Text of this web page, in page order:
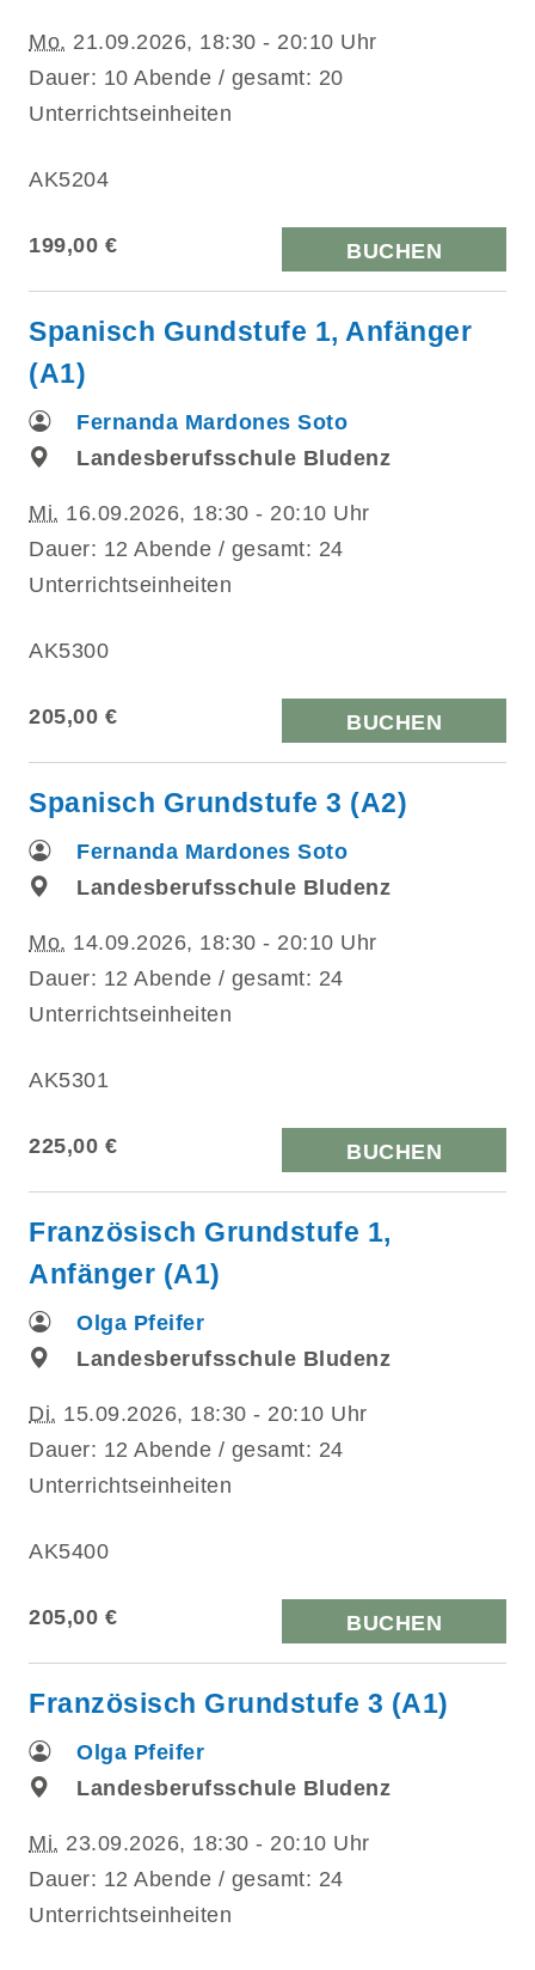
Mo. 21.09.2026, 18:30 - 20:10 Uhr
Dauer: 10 Abende / gesamt: 20
Unterrichtseinheiten
AK5204
199,00 € BUCHEN
Spanisch Gundstufe 1, Anfänger
(A1)
Fernanda Mardones Soto
Landesberufsschule Bludenz
Mi. 16.09.2026, 18:30 - 20:10 Uhr
Dauer: 12 Abende / gesamt: 24
Unterrichtseinheiten
AK5300
205,00 € BUCHEN
Spanisch Grundstufe 3 (A2)
Fernanda Mardones Soto
Landesberufsschule Bludenz
Mo. 14.09.2026, 18:30 - 20:10 Uhr
Dauer: 12 Abende / gesamt: 24
Unterrichtseinheiten
AK5301
225,00 € BUCHEN
Französisch Grundstufe 1,
Anfänger (A1)
Olga Pfeifer
Landesberufsschule Bludenz
Di. 15.09.2026, 18:30 - 20:10 Uhr
Dauer: 12 Abende / gesamt: 24
Unterrichtseinheiten
AK5400
205,00 € BUCHEN
Französisch Grundstufe 3 (A1)
Olga Pfeifer
Landesberufsschule Bludenz
Mi. 23.09.2026, 18:30 - 20:10 Uhr
Dauer: 12 Abende / gesamt: 24
Unterrichtseinheiten